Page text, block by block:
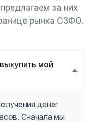
за них
рынка СЗФО.
мой
денег
Сначала мы